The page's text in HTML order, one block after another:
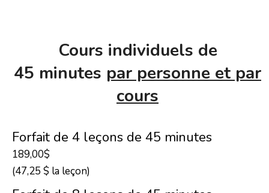
Cours individuels de
45 minutes par personne et par
cours
Forfait de 4 leçons de 45 minutes
189,00$
(47,25 $ la leçon)